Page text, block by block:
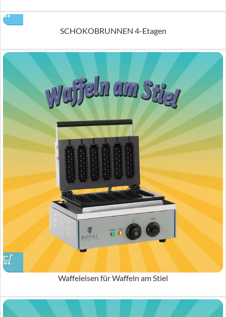
SCHOKOBRUNNEN 4-Etagen
Waffeleisen für Waffeln am Stiel